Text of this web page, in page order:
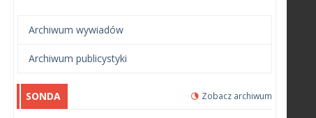
Archiwum wywiadów
Archiwum publicystyki
SONDA Zobacz archiwum